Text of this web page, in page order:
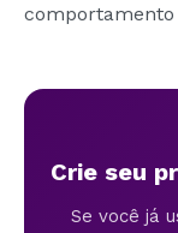
comportamento
Crie seu
Se você já